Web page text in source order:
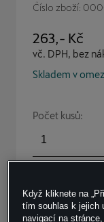
Číslo zboží:
263,- Kč
vč. DPH, bez
Skladem v
Počet kusů:
Když kliknete na
tím souhlas k jejich
navigací na